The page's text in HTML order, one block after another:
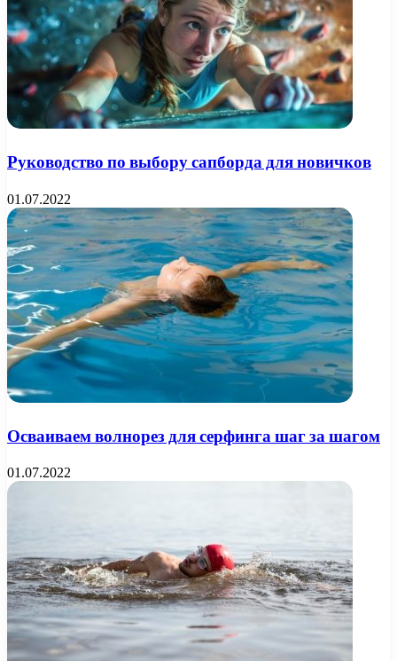
Руководство по выбору сапборда для новичков
01.07.2022
Осваиваем волнорез для серфинга шаг за шагом
01.07.2022